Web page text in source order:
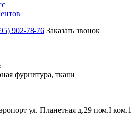
902-78-76 Заказать звонок
фурнитура, ткани
ул. Планетная д.29 пом.I ком.1